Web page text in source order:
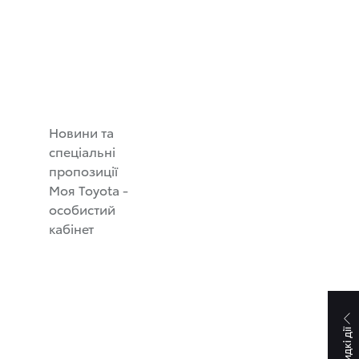
Новини та
спеціальні
пропозиції
Моя Toyota -
особистий
кабінет